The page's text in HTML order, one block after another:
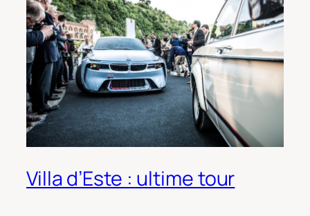
Villa d’Este : ultime tour